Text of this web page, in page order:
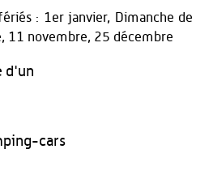
: 1er janvier, Dimanche de
11 novembre, 25 décembre
d'un
cars